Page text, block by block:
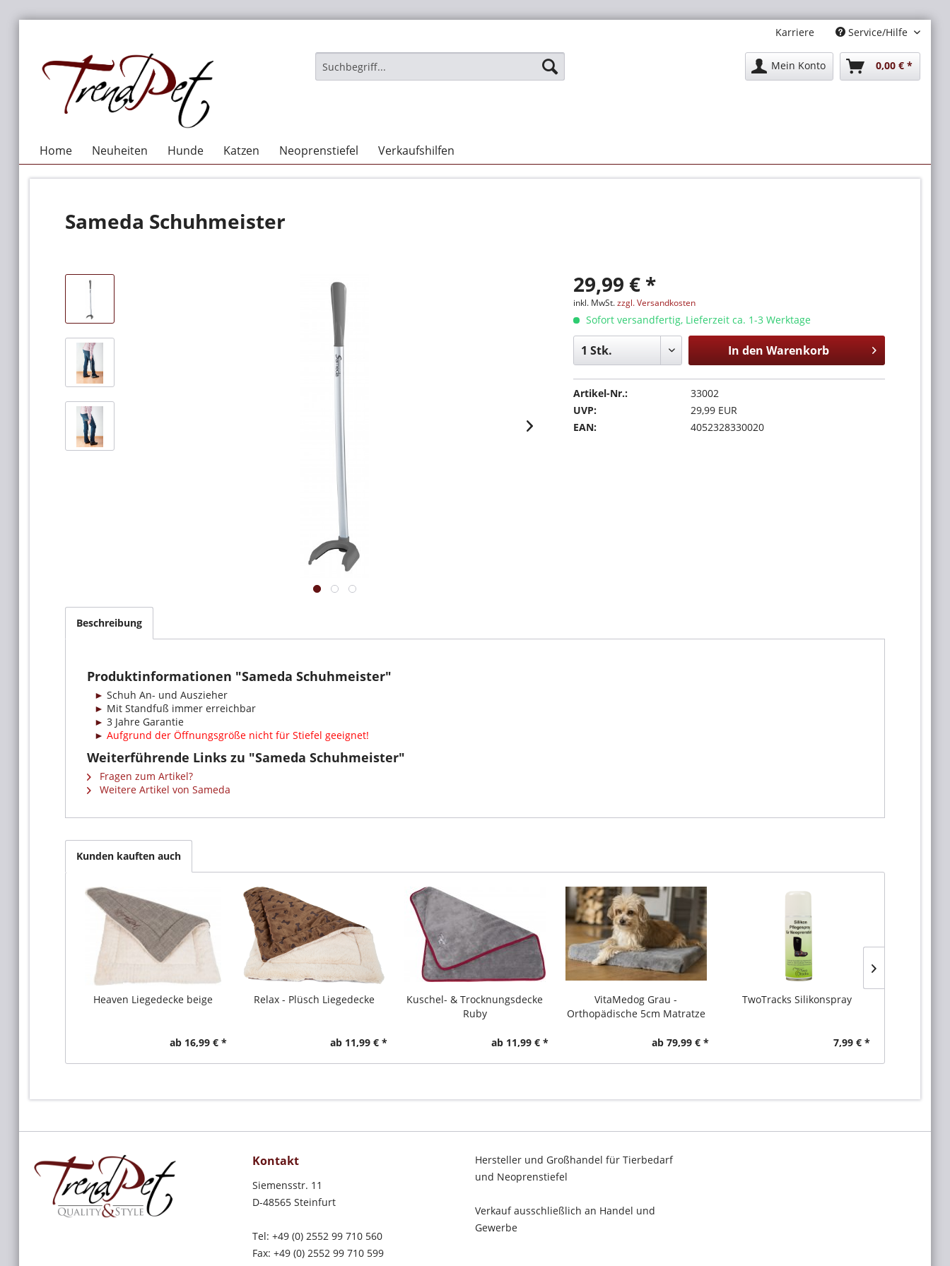
Karriere Service/Hilfe
Mein Konto 0,00 € *
Home Neuheiten Hunde Katzen Neoprenstiefel Verkaufshilfen
Sameda Schuhmeister
29,99 € *
inkl. MwSt.zzgl. Versandkosten
Sofort versandfertig, Lieferzeit ca. 1-3 Werktage
In den Warenkorb
Artikel-Nr.:
33002
UVP:
29,99 EUR
EAN:
4052328330020
Beschreibung
Produktinformationen "Sameda Schuhmeister"
Schuh An- und Auszieher
Mit Standfuß immer erreichbar
3 Jahre Garantie
Aufgrund der Öffnungsgröße nicht für Stiefel geeignet!
Weiterführende Links zu "Sameda Schuhmeister"
Fragen zum Artikel?
Weitere Artikel von Sameda
Kunden kauften auch
Heaven Liegedecke beige
ab 16,99 € *
Relax - Plüsch Liegedecke
ab 11,99 € *
Kuschel- & Trocknungsdecke
Ruby
ab 11,99 € *
VitaMedog Grau -
Orthopädische 5cm Matratze
ab 79,99 € *
TwoTracks Silikonspray
7,99 € *
Kontakt
Siemensstr. 11
D-48565 Steinfurt
Tel: +49 (0) 2552 99 710 560
Fax: +49 (0) 2552 99 710 599
Hersteller und Großhandel für Tierbedarf
und Neoprenstiefel
Verkauf ausschließlich an Handel und
Gewerbe